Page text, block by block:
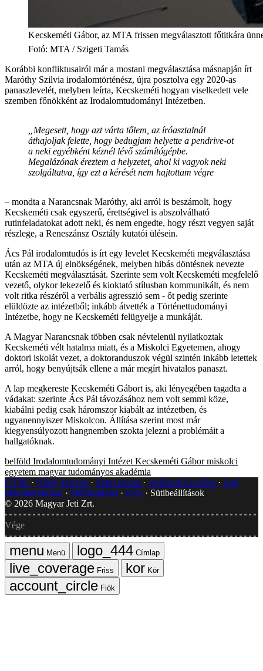
Kecskeméti Gábor, az MTA frissen megválasztott főtitkára
Fotó: MTA / Szigeti Tamás
Korábbi konfliktusairól már a mostani megválasztása másnapján írt
Maróthy Szilvia irodalomtörténész, újra posztolva egy 2020-as
panaszlevelét, melyben leírta, Kecskeméti hogyan viselkedett vele
szemben főnökként az Irodalomtudományi Intézetben.
„Megesett, hogy azt várta tőlem, az íróasztalnál
áthajoljak felette, hogy bedugjam helyette a pendrive-ot
a neki egyébként kéznél lévő számítógépbe.
Megalázónak éreztem a helyzetet, ahol ki vagyok neki
szolgáltatva, így ezt a kérését nem hajtottam végre
– mondta a Narancsnak Maróthy, aki arról is beszámolt, hogy
Kecskeméti csak egyszerű, érettségivel is abszolválható
rutinfeladatokat adott neki, és nem engedte, hogy részt vegyen saját
részlege, a Reneszánsz Osztály kutatói ülésein.
Ács Pál irodalomtudós is írt egy levelet Kecskeméti megválasztása
után az MTA új elnökségének, melyben hibás döntésnek nevezte
Kecskeméti megválasztását. Szerinte sem volt Kecskeméti megfelelő
vezető, olykor lekezelő és kioktató stílusban kommunikált, és nem
volt ritka részéről a verbális agresszió sem - őt pedig szerinte
elüldözte az intézetből; inkább átvették a Történettudományi
Intézetbe, hogy ne Kecskeméti felügyelje a munkáját.
A Magyar Narancsnak többen csak névtelenül nyilatkoztak
Kecskeméti vélt hatalma miatt, és a Miskolci Egyetemen, ahogy
doktori iskolát vezet, a doktoranduszok végül szintén inkább letettek
arról, hogy benyújtsák ellene a már megírt hivatalos panaszt.
A lap megkereste Kecskeméti Gábort is, aki lényegében tagadta a
vádakat: szerinte Ács Pál távozásához nem volt semmi köze,
kiabálni pedig csak háromszor kiabált az intézetben, és
ugyanennyiszer Miskolcon. Állítása szerint most már
kiegyensúlyozott hangnemben szokta jelezni a problémáit a
hallgatóknak.
belföld Irodalomtudományi Intézet Kecskeméti Gábor miskolci
egyetem magyar tudományos akadémia
GYIK
Hibát jelentek Impresszum Javítások kezelése
Jogi
dokumentumok
Médiaajánlat RSS
Sütibeállítások
© 2026 Magyar Jeti Zrt.
Vége
Menü
Címlap
Friss
Kör
Fiók